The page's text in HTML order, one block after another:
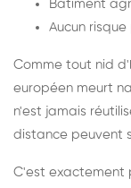
Bâtiment
Aucun
Comme tout nid
européen meurt
n'est jamais
distance peuvent
C'est exactement